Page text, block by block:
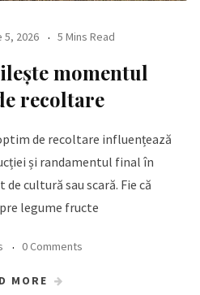
5, 2026 5 Mins Read
momentul
recoltare
de recoltare influențează
și randamentul final în
cultură sau scară. Fie că
legume fructe
0 Comments
MORE